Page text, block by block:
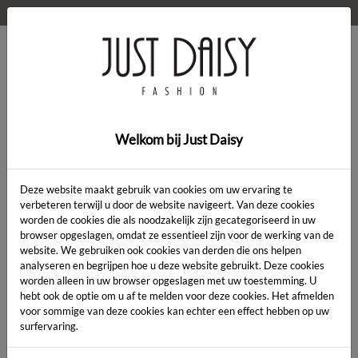
Ana Alcazar online kopen
ANA ALCAZAR ONLINE KOPEN
✔Tweewekelijks een nieuwe collectie
✔Verscheidene merken
✔Gepersonaliseerd advies
Ontdek de exclusieve charme van het merk Ana
Alcazar nu online verkrijgbaar in onze webshop.
Voor de moderne vrouw die waarde hecht aan
Welkom bij Just Daisy
Deze website maakt gebruik van cookies om uw ervaring te
verbeteren terwijl u door de website navigeert. Van deze cookies
worden de cookies die als noodzakelijk zijn gecategoriseerd in uw
browser opgeslagen, omdat ze essentieel zijn voor de werking van de
website. We gebruiken ook cookies van derden die ons helpen
analyseren en begrijpen hoe u deze website gebruikt. Deze cookies
worden alleen in uw browser opgeslagen met uw toestemming. U
hebt ook de optie om u af te melden voor deze cookies. Het afmelden
voor sommige van deze cookies kan echter een effect hebben op uw
surfervaring.